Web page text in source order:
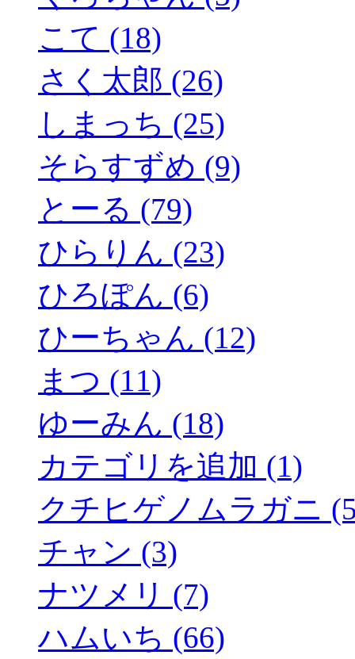
こて (18)
さく太郎 (26)
しまっち (25)
そらすずめ (9)
とーる (79)
ひらりん (23)
ひろぽん (6)
ひーちゃん (12)
まつ (11)
ゆーみん (18)
カテゴリを追加 (1)
クチヒゲノムラガニ
チャン (3)
ナツメリ (7)
ハムいち (66)